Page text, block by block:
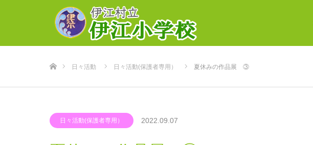
日々活動 日々活動(保護者専用） 夏休みの作品展 ③
日々活動(保護者専用） 2022.09.07